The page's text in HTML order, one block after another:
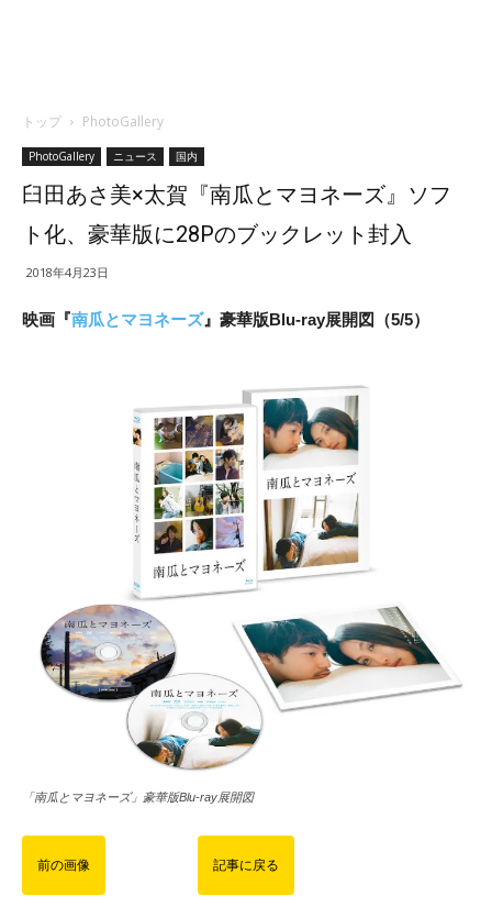
トップ PhotoGallery
PhotoGallery ニュース 国内
臼田あさ美×太賀『南瓜とマヨネーズ』ソフ
ト化、豪華版に28Pのブックレット封入
2018年4月23日
映画『南瓜とマヨネーズ』豪華版Blu-ray展開図（5/5）
「南瓜とマヨネーズ」豪華版Blu-ray展開図
前の画像 記事に戻る